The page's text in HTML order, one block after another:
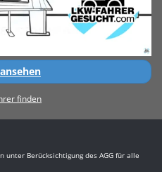
finden
unter Berücksichtigung des AGG für alle